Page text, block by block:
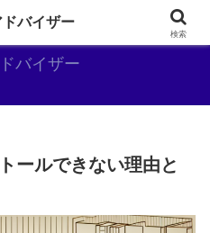
推しブログ
バイザー
ールできない理由と
バイザー
検索